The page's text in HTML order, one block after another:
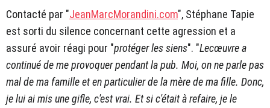
Contacté par "JeanMarcMorandini.com", Stéphane Tapie
est sorti du silence concernant cette agression et a
assuré avoir réagi pour "protéger les siens". "Lecœuvre a
continué de me provoquer pendant la pub. Moi, on ne parle pas
mal de ma famille et en particulier de la mère de ma fille. Donc,
je lui ai mis une gifle, c'est vrai. Et si c'était à refaire, je le